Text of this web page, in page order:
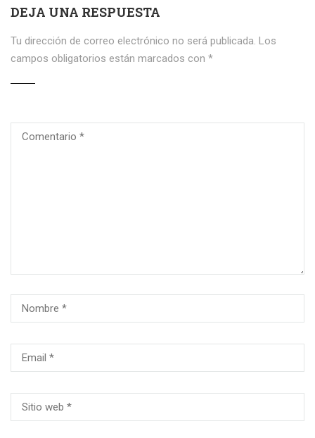
DEJA UNA RESPUESTA
Tu dirección de correo electrónico no será publicada. Los
campos obligatorios están marcados con *